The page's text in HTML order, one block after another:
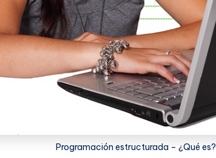
Programación estructurada – ¿Qué es?